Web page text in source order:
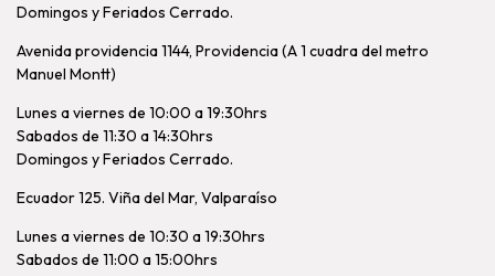
Domingos y Feriados Cerrado.
Avenida providencia 1144, Providencia (A 1 cuadra del metro
Manuel Montt)
Lunes a viernes de 10:00 a 19:30hrs
Sabados de 11:30 a 14:30hrs
Domingos y Feriados Cerrado.
Ecuador 125. Viña del Mar, Valparaíso
Lunes a viernes de 10:30 a 19:30hrs
Sabados de 11:00 a 15:00hrs